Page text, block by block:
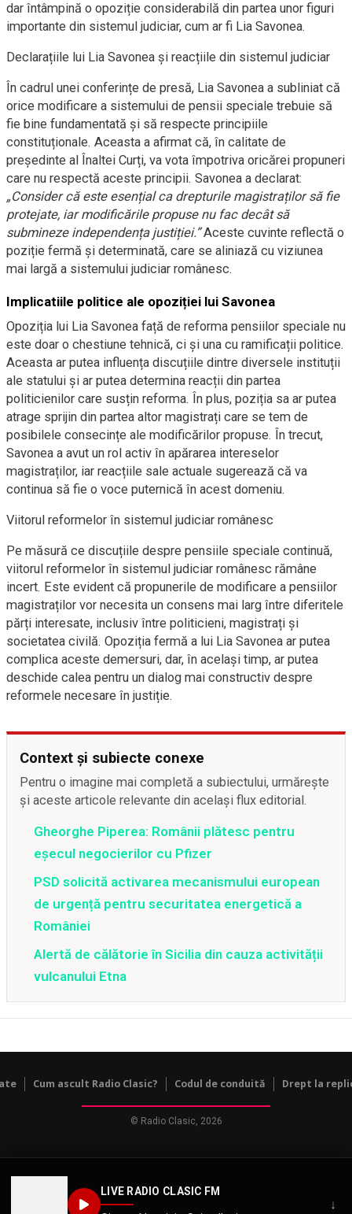
LIVE RADIO CLASIC FM
↓
dar întâmpină o opoziție considerabilă din partea unor figuri
importante din sistemul judiciar, cum ar fi Lia Savonea.
Declarațiile lui Lia Savonea și reacțiile din sistemul judiciar
În cadrul unei conferințe de presă, Lia Savonea a subliniat că
orice modificare a sistemului de pensii speciale trebuie să
fie bine fundamentată și să respecte principiile
constituționale. Aceasta a afirmat că, în calitate de
președinte al Înaltei Curți, va vota împotriva oricărei propuneri
care nu respectă aceste principii. Savonea a declarat:
„Consider că este esențial ca drepturile magistraților să fie
protejate, iar modificările propuse nu fac decât să
submineze independența justiției.”Aceste cuvinte reflectă o
poziție fermă și determinată, care se aliniază cu viziunea
mai largă a sistemului judiciar românesc.
Implicatiile politice ale opoziției lui Savonea
Opoziția lui Lia Savonea față de reforma pensiilor speciale nu
este doar o chestiune tehnică, ci și una cu ramificații politice.
Aceasta ar putea influența discuțiile dintre diversele instituții
ale statului și ar putea determina reacții din partea
politicienilor care susțin reforma. În plus, poziția sa ar putea
atrage sprijin din partea altor magistrați care se tem de
posibilele consecințe ale modificărilor propuse. În trecut,
Savonea a avut un rol activ în apărarea intereselor
magistraților, iar reacțiile sale actuale sugerează că va
continua să fie o voce puternică în acest domeniu.
Viitorul reformelor în sistemul judiciar românesc
Pe măsură ce discuțiile despre pensiile speciale continuă,
viitorul reformelor în sistemul judiciar românesc rămâne
incert. Este evident că propunerile de modificare a pensiilor
magistraților vor necesita un consens mai larg între diferitele
părți interesate, inclusiv între politicieni, magistrați și
societatea civilă. Opoziția fermă a lui Lia Savonea ar putea
complica aceste demersuri, dar, în același timp, ar putea
deschide calea pentru un dialog mai constructiv despre
reformele necesare în justiție.
Context și subiecte conexe
Pentru o imagine mai completă a subiectului, urmărește
și aceste articole relevante din același flux editorial.
Gheorghe Piperea: Românii plătesc pentru
eșecul negocierilor cu Pfizer
PSD solicită activarea mecanismului european
de urgență pentru securitatea energetică a
României
Alertă de călătorie în Sicilia din cauza activității
vulcanului Etna
Cum ascult Radio Clasic? Codul de conduită Drept la
© Radio Clasic, 2026